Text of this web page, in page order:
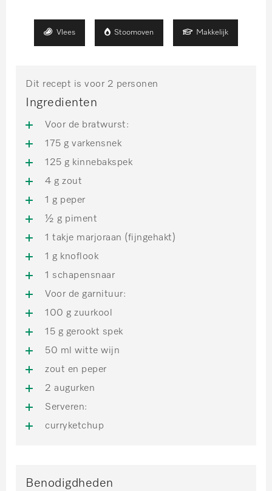
Vlees Stoomoven Makkelijk
Dit recept is voor 2 personen
Ingredienten
Voor de bratwurst:
175 g varkensnek
125 g kinnebakspek
4 g zout
1 g peper
½ g piment
1 takje marjoraan (fijngehakt)
1 g knoflook
1 schapensnaar
Voor de garnituur:
100 g zuurkool
15 g gerookt spek
50 ml witte wijn
zout en peper
2 augurken
Serveren:
curryketchup
Benodigdheden